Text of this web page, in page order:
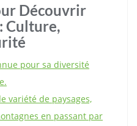
Découvrir
Culture,
pour sa diversité
variété de paysages,
en passant par